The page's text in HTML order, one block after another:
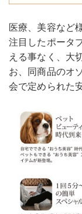
医療、美容など
注目したポータ
える事なく、大
お、同商品のオ
会で定められた